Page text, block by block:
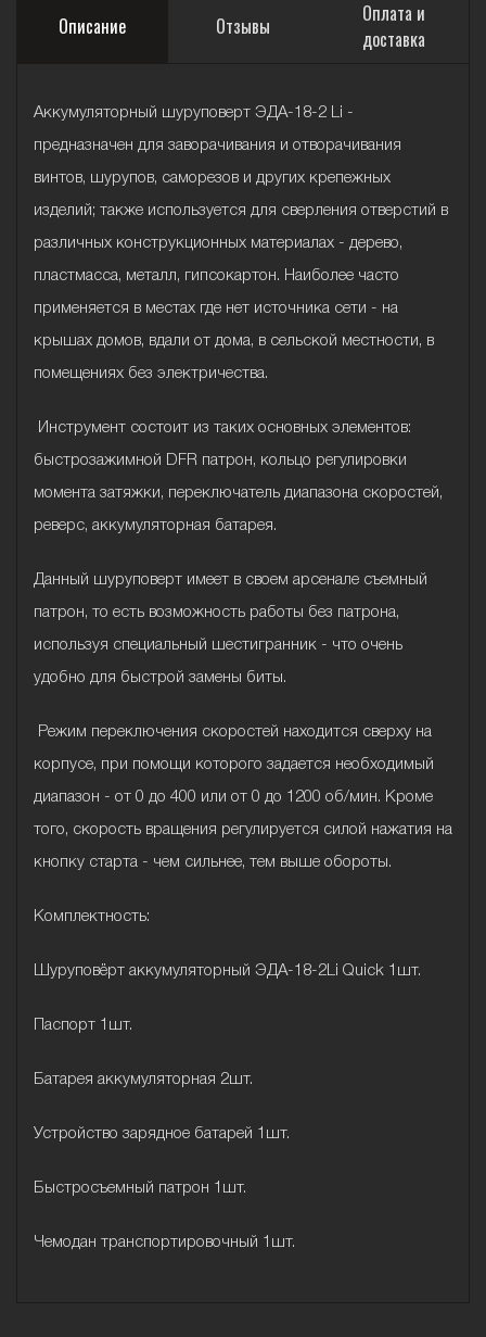
Описание Отзывы
Оплата и
доставка
Аккумуляторный шуруповерт ЭДА-18-2 Li -
предназначен для заворачивания и отворачивания
винтов, шурупов, саморезов и других крепежных
изделий; также используется для сверления отверстий в
различных конструкционных материалах - дерево,
пластмасса, металл, гипсокартон. Наиболее часто
применяется в местах где нет источника сети - на
крышах домов, вдали от дома, в сельской местности, в
помещениях без электричества.
Инструмент состоит из таких основных элементов:
быстрозажимной DFR патрон, кольцо регулировки
момента затяжки, переключатель диапазона скоростей,
реверс, аккумуляторная батарея.
Данный шуруповерт имеет в своем арсенале съемный
патрон, то есть возможность работы без патрона,
используя специальный шестигранник - что очень
удобно для быстрой замены биты.
Режим переключения скоростей находится сверху на
корпусе, при помощи которого задается необходимый
диапазон - от 0 до 400 или от 0 до 1200 об/мин. Кроме
того, скорость вращения регулируется силой нажатия на
кнопку старта - чем сильнее, тем выше обороты.
Комплектность:
Шуруповёрт аккумуляторный ЭДА-18-2Li Quick 1шт.
Паспорт 1шт.
Батарея аккумуляторная 2шт.
Устройство зарядное батарей 1шт.
Быстросъемный патрон 1шт.
Чемодан транспортировочный 1шт.